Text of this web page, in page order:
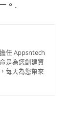
。.
任 Appsntech
是為您創建資
每天為您帶來